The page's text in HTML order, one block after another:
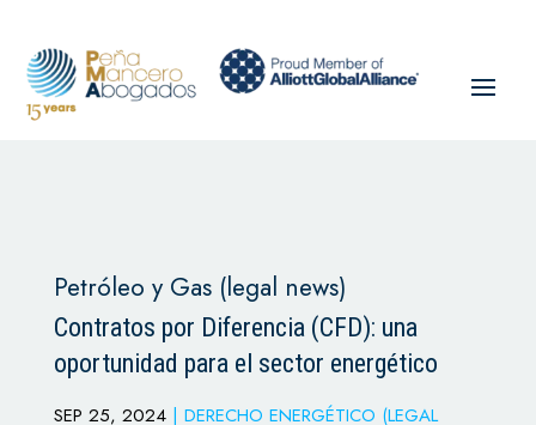
Petróleo y Gas (legal news)
Contratos por Diferencia (CFD): una
oportunidad para el sector energético
SEP 25, 2024| DERECHO ENERGÉTICO (LEGAL